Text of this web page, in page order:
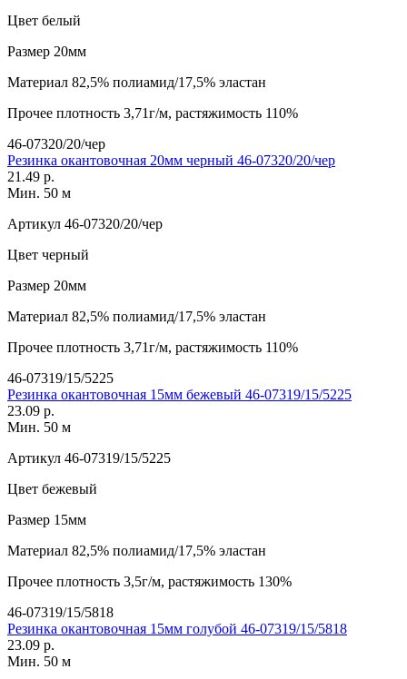
Цвет белый
Размер 20мм
Материал 82,5% полиамид/17,5% эластан
Прочее плотность 3,71г/м, растяжимость 110%
46-07320/20/чер
Резинка окантовочная 20мм черный 46-07320/20/чер
21.49 р.
Мин. 50 м
Артикул 46-07320/20/чер
Цвет черный
Размер 20мм
Материал 82,5% полиамид/17,5% эластан
Прочее плотность 3,71г/м, растяжимость 110%
46-07319/15/5225
Резинка окантовочная 15мм бежевый 46-07319/15/5225
23.09 р.
Мин. 50 м
Артикул 46-07319/15/5225
Цвет бежевый
Размер 15мм
Материал 82,5% полиамид/17,5% эластан
Прочее плотность 3,5г/м, растяжимость 130%
46-07319/15/5818
Резинка окантовочная 15мм голубой 46-07319/15/5818
23.09 р.
Мин. 50 м